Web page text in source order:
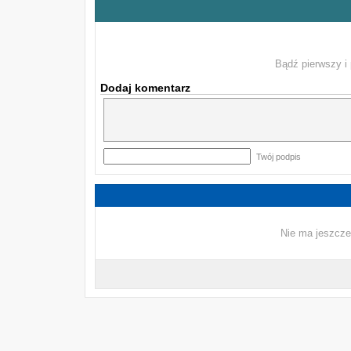
Bądź pierwszy i
Dodaj komentarz
Twój podpis
Nie ma